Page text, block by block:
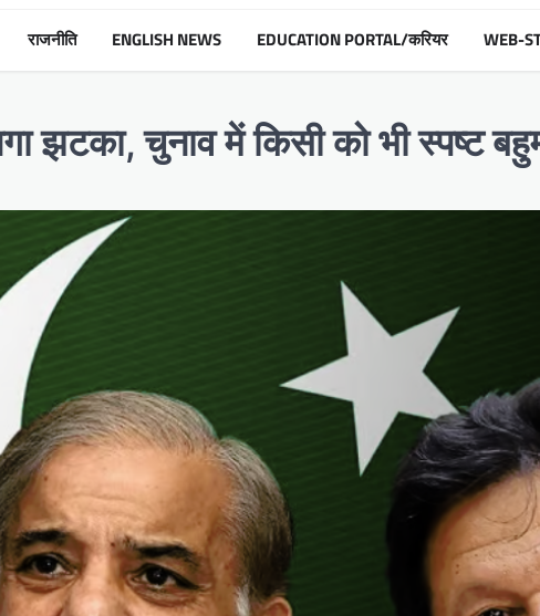
राजनीति ENGLISH NEWS EDUCATION PORTAL/करियर WEB-
झटका, चुनाव में किसी को भी स्पष्ट